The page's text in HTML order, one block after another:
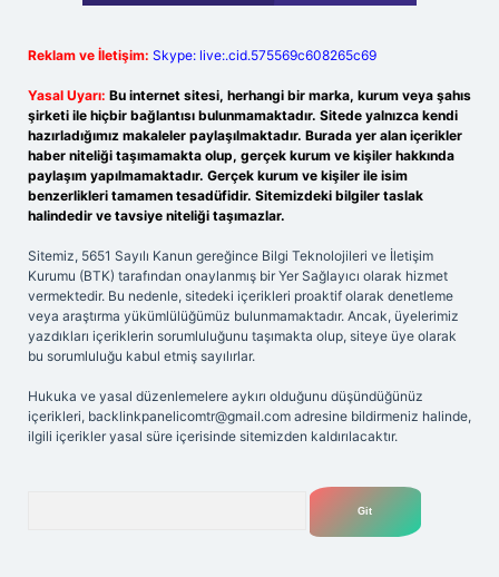
Reklam ve İletişim: Skype: live:.cid.575569c608265c69
Yasal Uyarı: Bu internet sitesi, herhangi bir marka, kurum veya şahıs
şirketi ile hiçbir bağlantısı bulunmamaktadır. Sitede yalnızca kendi
hazırladığımız makaleler paylaşılmaktadır. Burada yer alan içerikler
haber niteliği taşımamakta olup, gerçek kurum ve kişiler hakkında
paylaşım yapılmamaktadır. Gerçek kurum ve kişiler ile isim
benzerlikleri tamamen tesadüfidir. Sitemizdeki bilgiler taslak
halindedir ve tavsiye niteliği taşımazlar.
Sitemiz, 5651 Sayılı Kanun gereğince Bilgi Teknolojileri ve İletişim
Kurumu (BTK) tarafından onaylanmış bir Yer Sağlayıcı olarak hizmet
vermektedir. Bu nedenle, sitedeki içerikleri proaktif olarak denetleme
veya araştırma yükümlülüğümüz bulunmamaktadır. Ancak, üyelerimiz
yazdıkları içeriklerin sorumluluğunu taşımakta olup, siteye üye olarak
bu sorumluluğu kabul etmiş sayılırlar.
Hukuka ve yasal düzenlemelere aykırı olduğunu düşündüğünüz
içerikleri, backlinkpanelicomtr@gmail.com adresine bildirmeniz halinde,
ilgili içerikler yasal süre içerisinde sitemizden kaldırılacaktır.